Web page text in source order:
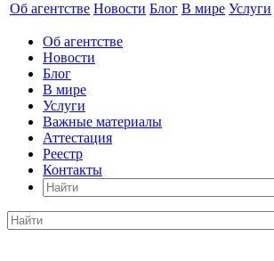
Об агентстве Новости Блог В мире Услуги
Об агентстве
Новости
Блог
В мире
Услуги
Важные материалы
Аттестация
Реестр
Контакты